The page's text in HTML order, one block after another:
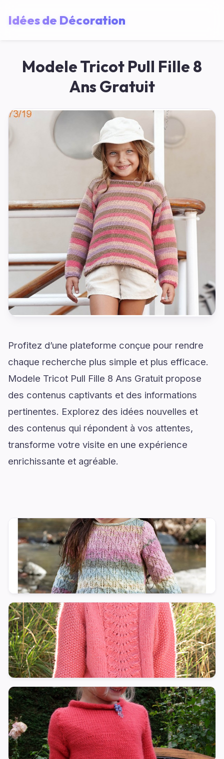
Idées de Décoration
Modele Tricot Pull Fille 8
Ans Gratuit
Profitez d’une plateforme conçue pour rendre
chaque recherche plus simple et plus efficace.
Modele Tricot Pull Fille 8 Ans Gratuit propose
des contenus captivants et des informations
pertinentes. Explorez des idées nouvelles et
des contenus qui répondent à vos attentes,
transforme votre visite en une expérience
enrichissante et agréable.